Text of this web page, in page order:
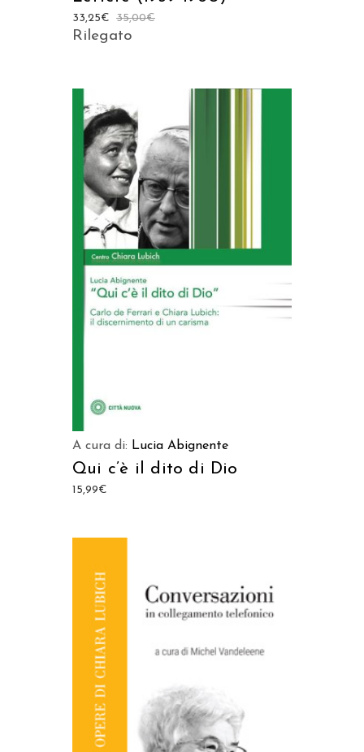
35,00€
33,25€
Rilegato
AGGIUNGI AL CARRELLO
A cura di: Lucia Abignente
Qui c’è il dito di Dio
15,99€
AGGIUNGI AL CARRELLO